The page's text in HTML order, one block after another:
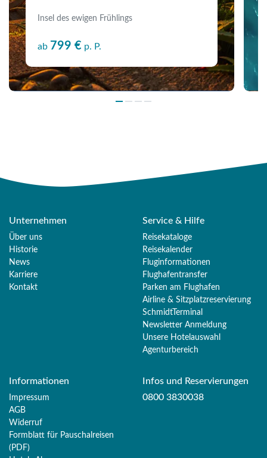
Insel des ewigen Frühlings
ab 799 € p. P.
Unternehmen
Über uns
Historie
News
Karriere
Kontakt
Service & Hilfe
Reisekataloge
Reisekalender
Fluginformationen
Flughafentransfer
Parken am Flughafen
Airline & Sitzplatzreservierung
SchmidtTerminal
Newsletter Anmeldung
Unsere Hotelauswahl
Agenturbereich
Informationen
Impressum
AGB
Widerruf
Formblatt für Pauschalreisen
(PDF)
Infos und Reservierungen
0800 3830038